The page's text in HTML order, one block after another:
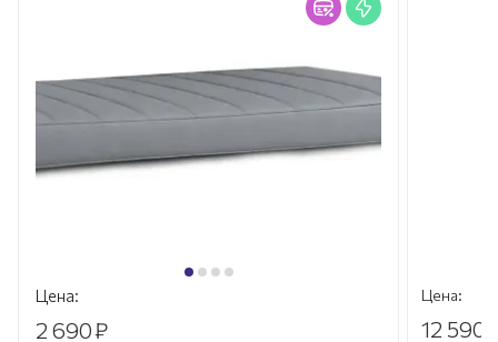
Цена:
2 690₽
Цена:
12 590